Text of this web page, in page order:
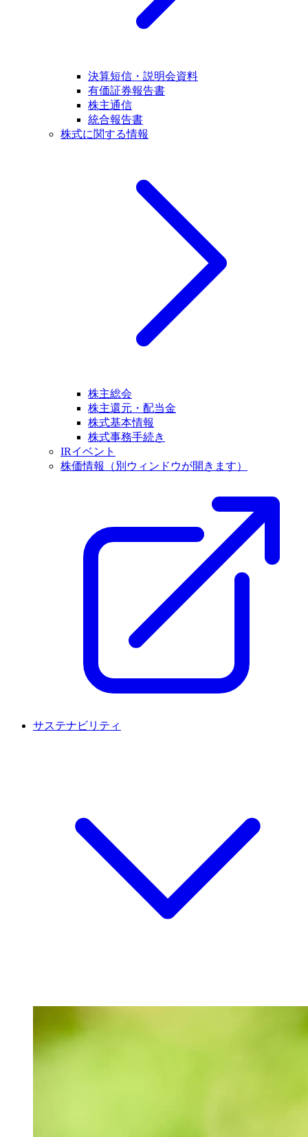
決算短信・説明会資料
有価証券報告書
株主通信
統合報告書
株式に関する情報
株主総会
株主還元・配当金
株式基本情報
株式事務手続き
IRイベント
株価情報
（別ウィンドウが開きます）
サステナビリティ